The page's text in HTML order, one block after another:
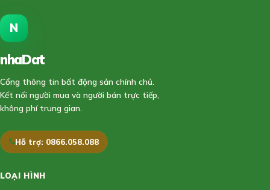
N
nhaDat
Cổng thông tin bất động sản chính chủ.
Kết nối người mua và người bán trực tiếp,
không phí trung gian.
Hỗ trợ: 0866.058.088
LOẠI HÌNH